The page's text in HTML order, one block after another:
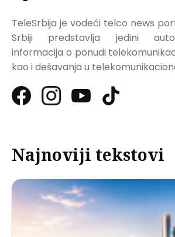
TeleSrbija je vodeći telco news
Srbiji predstavlja jedini
informacija o ponudi
kao i dešavanja u
Najnoviji tekstovi